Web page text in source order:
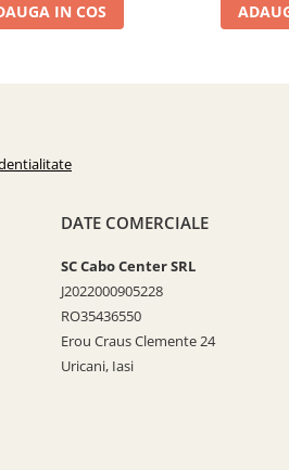
IN COS
DATE COMERCIALE
SC Cabo Center SRL
J2022000905228
RO35436550
Erou Craus Clemente 24
Uricani, Iasi